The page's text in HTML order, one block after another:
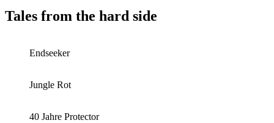
Tales from the hard side
Endseeker
Jungle Rot
40 Jahre Protector